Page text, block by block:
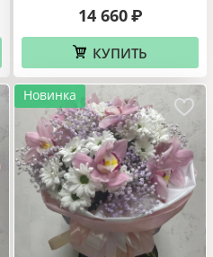
14 660 ₽
КУПИТЬ
Новинка